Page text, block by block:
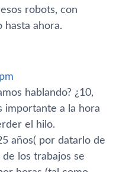
robots, con
hasta ahora.
hablando? ¿10,
importante a la hora
el hilo.
años( por datarlo de
de los trabajos se